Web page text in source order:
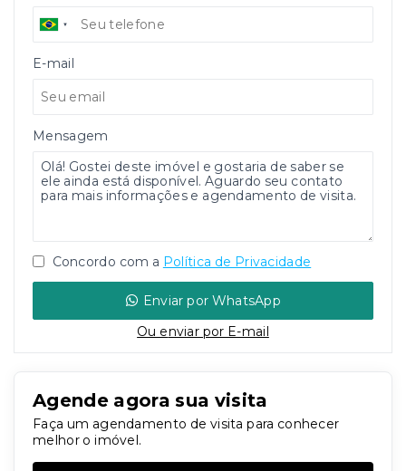
E-mail
Mensagem
Concordo com a Política de Privacidade
Enviar por WhatsApp
Ou enviar por E-mail
Agende agora sua visita
Faça um agendamento de visita para conhecer
melhor o imóvel.